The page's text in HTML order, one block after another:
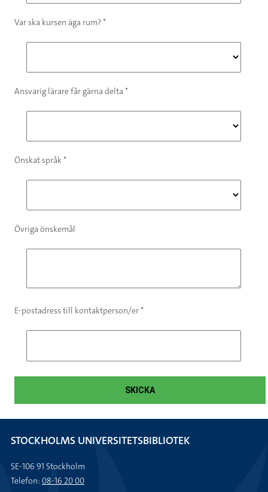
Var ska kursen äga rum? *
Ansvarig lärare får gärna delta *
Önskat språk *
Övriga önskemål
E-postadress till kontaktperson/er *
STOCKHOLMS UNIVERSITETSBIBLIOTEK
SE-106 91 Stockholm
Telefon: 08-16 20 00